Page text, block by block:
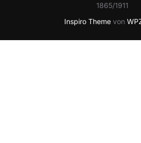
1865/1911
Inspiro Theme von